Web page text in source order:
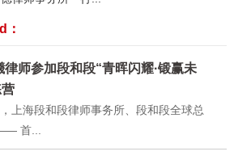
：
师参加段和段“青晖闪耀·锻赢未
上海段和段律师事务所、段和段全球总
首...